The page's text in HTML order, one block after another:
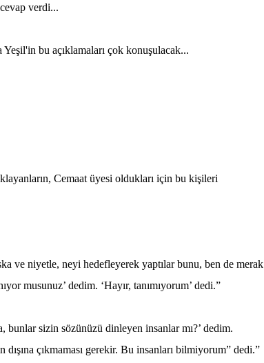
verdi...
bu açıklamaları çok konuşulacak...
Cemaat üyesi oldukları için bu kişileri
ve niyetle, neyi hedefleyerek yaptılar bunu, ben de merak
musunuz’ dedim. ‘Hayır, tanımıyorum’ dedi.”
bunlar sizin sözünüzü dinleyen insanlar mı?’ dedim.
çıkmaması gerekir. Bu insanları bilmiyorum” dedi.”